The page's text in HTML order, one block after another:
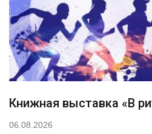
Книжная выставка «В
06.08.2026